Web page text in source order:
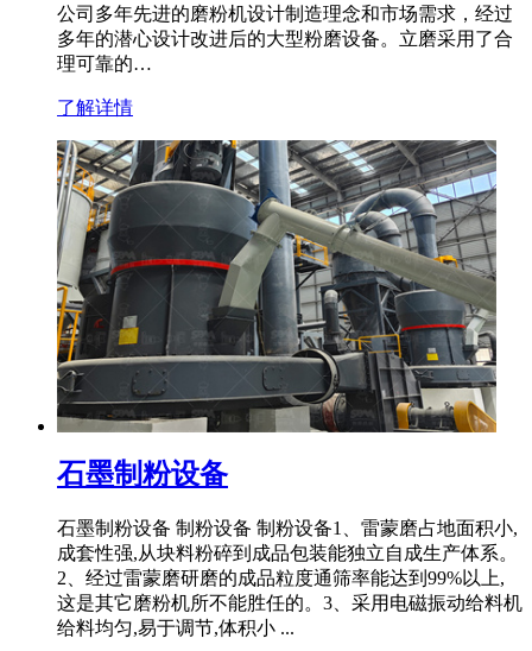
公司多年先进的磨粉机设计制造理念和市场需求，经过
多年的潜心设计改进后的大型粉磨设备。立磨采用了合
理可靠的…
了解详情
石墨制粉设备
石墨制粉设备 制粉设备 制粉设备1、雷蒙磨占地面积小,
成套性强,从块料粉碎到成品包装能独立自成生产体系。
2、经过雷蒙磨研磨的成品粒度通筛率能达到99%以上,
这是其它磨粉机所不能胜任的。3、采用电磁振动给料机
给料均匀,易于调节,体积小 ...